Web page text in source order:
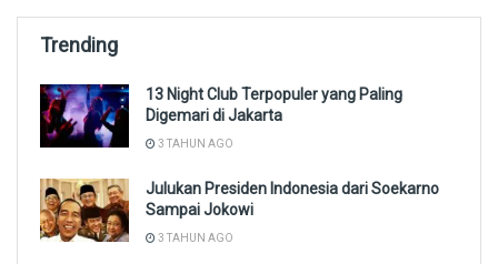
Trending
13 Night Club Terpopuler yang Paling
Digemari di Jakarta
3 TAHUN AGO
Julukan Presiden Indonesia dari Soekarno
Sampai Jokowi
3 TAHUN AGO